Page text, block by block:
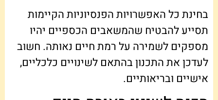
בחינת כל האפשרויות הפנסיוניות הקיימות
תסייע להבטיח שהמשאבים הכספיים יהיו
מספקים לשמירה על רמת חיים נאותה. חשוב
לעדכן את התכנון בהתאם לשינויים כלכליים,
אישיים ובריאותיים.